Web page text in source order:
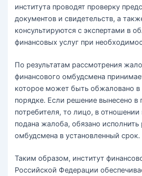
института проводят проверку
документов и свидетельств, а
консультируются с экспертами в
финансовых услуг при
По результатам рассмотрения
финансового омбудсмена
которое может быть обжаловано в
порядке. Если решение вынесено в
потребителя, то лицо, в
подана жалоба, обязано
омбудсмена в установленный срок.
Таким образом, институт
Российской Федерации